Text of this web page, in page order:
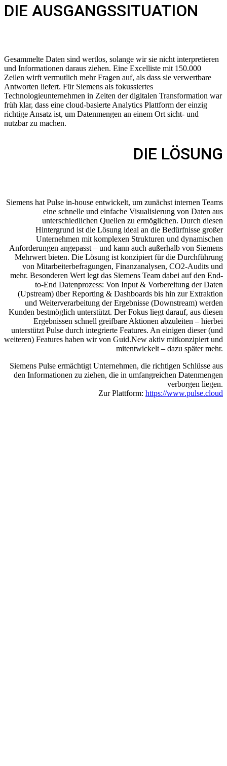
DIE AUSGANGSSITUATION
Gesammelte Daten sind wertlos, solange wir sie nicht interpretieren
und Informationen daraus ziehen. Eine Excelliste mit 150.000
Zeilen wirft vermutlich mehr Fragen auf, als dass sie verwertbare
Antworten liefert. Für Siemens als fokussiertes
Technologieunternehmen in Zeiten der digitalen Transformation war
früh klar, dass eine cloud-basierte Analytics Plattform der einzig
richtige Ansatz ist, um Datenmengen an einem Ort sicht- und
nutzbar zu machen.
DIE LÖSUNG
Siemens hat Pulse in-house entwickelt, um zunächst internen Teams
eine schnelle und einfache Visualisierung von Daten aus
unterschiedlichen Quellen zu ermöglichen. Durch diesen
Hintergrund ist die Lösung ideal an die Bedürfnisse großer
Unternehmen mit komplexen Strukturen und dynamischen
Anforderungen angepasst – und kann auch außerhalb von Siemens
Mehrwert bieten. Die Lösung ist konzipiert für die Durchführung
von Mitarbeiterbefragungen, Finanzanalysen, CO2-Audits und
mehr. Besonderen Wert legt das Siemens Team dabei auf den End-
to-End Datenprozess: Von Input & Vorbereitung der Daten
(Upstream) über Reporting & Dashboards bis hin zur Extraktion
und Weiterverarbeitung der Ergebnisse (Downstream) werden
Kunden bestmöglich unterstützt. Der Fokus liegt darauf, aus diesen
Ergebnissen schnell greifbare Aktionen abzuleiten – hierbei
unterstützt Pulse durch integrierte Features. An einigen dieser (und
weiteren) Features haben wir von Guid.New aktiv mitkonzipiert und
mitentwickelt – dazu später mehr.
Siemens Pulse ermächtigt Unternehmen, die richtigen Schlüsse aus
den Informationen zu ziehen, die in umfangreichen Datenmengen
verborgen liegen.
Zur Plattform: https://www.pulse.cloud